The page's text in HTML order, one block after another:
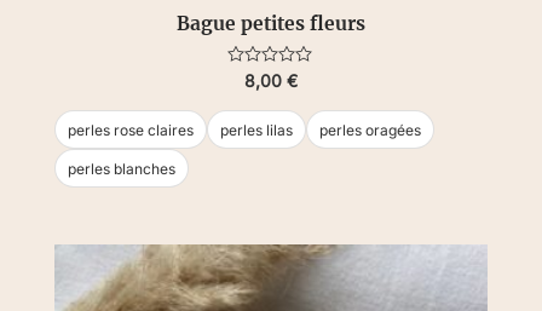
Bague petites fleurs
Note
sur
5
8,00 €
perles rose claires perles lilas perles oragées
perles blanches